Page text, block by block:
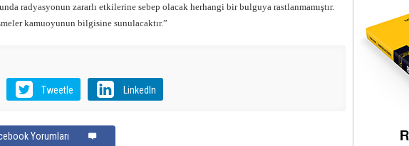
radyasyonun zararlı etkilerine sebep olacak herhangi bir bulguya rastlanmamıştır.
kamuoyunun bilgisine sunulacaktır.”
Tweetle LinkedIn
Yorumları